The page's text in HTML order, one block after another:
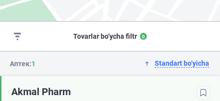
Tovarlar bo‘ycha filtr 0
Аптек:1 Standart bo‘yicha
Akmal Pharm